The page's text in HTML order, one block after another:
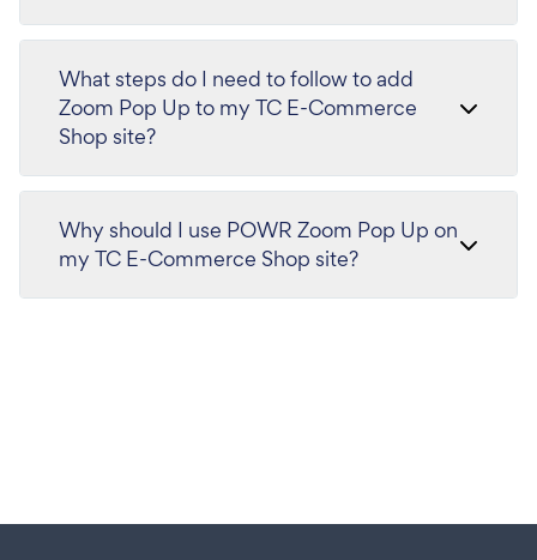
What steps do I need to follow to add
Zoom Pop Up to my TC E-Commerce
Shop site?
Why should I use POWR Zoom Pop Up on
my TC E-Commerce Shop site?